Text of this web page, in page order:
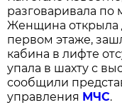
разговаривала по
Женщина открыла
первом этаже,
кабина в лифте
упала в шахту с
сообщили
управления МЧС.